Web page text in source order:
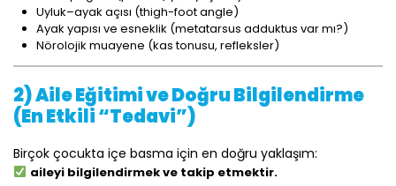
Uyluk–ayak açısı (thigh-foot angle)
Ayak yapısı ve esneklik (metatarsus adduktus var mı?)
Nörolojik muayene (kas tonusu, refleksler)
2) Aile Eğitimi ve Doğru Bilgilendirme
(En Etkili “Tedavi”)
Birçok çocukta içe basma için en doğru yaklaşım:
aileyi bilgilendirmek ve takip etmektir.